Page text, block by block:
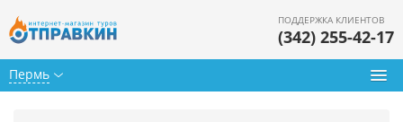
Пермь
ПОДДЕРЖКА КЛИЕНТОВ
(342) 255-42-17